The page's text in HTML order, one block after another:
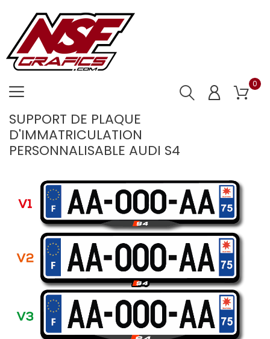
0
SUPPORT DE PLAQUE
D'IMMATRICULATION
PERSONNALISABLE AUDI S4